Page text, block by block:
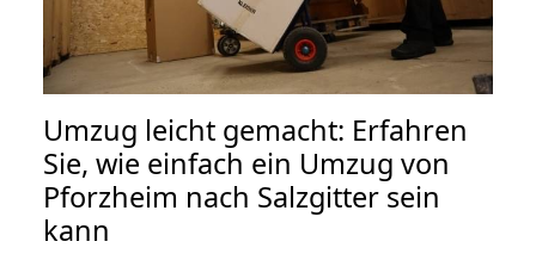
Umzug leicht gemacht: Erfahren
Sie, wie einfach ein Umzug von
Pforzheim nach Salzgitter sein
kann